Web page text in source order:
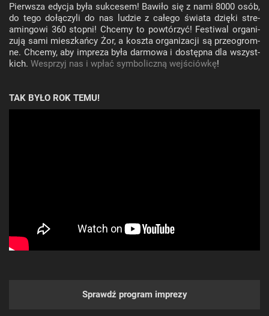
Pierw­sza edy­cja była suk­ce­sem! Ba­wi­ło się z nami 8000 osób,
do tego do­łą­czy­li do nas lu­dzie z ca­łe­go świa­ta dzię­ki stre­
amin­go­wi 360 stop­ni! Chce­my to po­wtó­rzyć! Fe­sti­wal or­ga­ni­
zu­ją sami miesz­kań­cy Żor, a kosz­ta or­ga­ni­za­cji są prze­ogrom­
ne. Chce­my, aby im­pre­za była dar­mo­wa i do­stęp­na dla wszyst­
kich. Wesprzyj nas i wpłać symboliczną wejściówkę!
TAK BYŁO ROK TEMU!
Sprawdź program imprezy